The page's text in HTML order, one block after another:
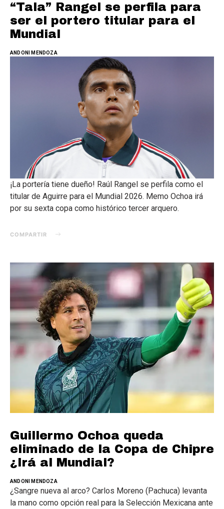
“Tala” Rangel se perfila para
ser el portero titular para el
Mundial
ANDONI MENDOZA
¡La portería tiene dueño! Raúl Rangel se perfila como el
titular de Aguirre para el Mundial 2026. Memo Ochoa irá
por su sexta copa como histórico tercer arquero.
COMPARTIR
Guillermo Ochoa queda
eliminado de la Copa de Chipre
¿Irá al Mundial?
ANDONI MENDOZA
¿Sangre nueva al arco? Carlos Moreno (Pachuca) levanta
la mano como opción real para la Selección Mexicana ante